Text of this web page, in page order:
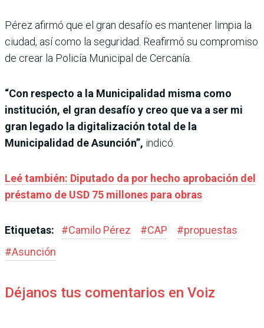
Pérez afirmó que el gran desafío es mantener limpia la
ciudad, así como la seguridad. Reafirmó su compromiso
de crear la Policía Municipal de Cercanía.
“Con respecto a la Municipalidad misma como
institución, el gran desafío y creo que va a ser mi
gran legado la digitalización total de la
Municipalidad de Asunción”, indicó.
Leé también: Diputado da por hecho aprobación del
préstamo de USD 75 millones para obras
Etiquetas: #Camilo Pérez #CAP #propuestas
#Asunción
Déjanos tus comentarios en Voiz